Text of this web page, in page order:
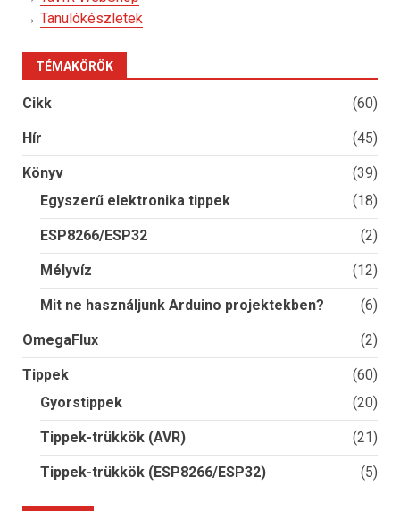
→ Tanulókészletek
TÉMAKÖRÖK
Cikk (60)
Hír (45)
Könyv
(39)
Egyszerű elektronika tippek
(18)
ESP8266/ESP32 (2)
Mélyvíz (12)
Mit ne használjunk Arduino projektekben? (6)
OmegaFlux (2)
Tippek
(60)
Gyorstippek
(20)
Tippek-trükkök (AVR) (21)
Tippek-trükkök (ESP8266/ESP32) (5)